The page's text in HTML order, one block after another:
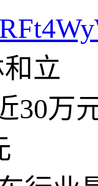
立
30万